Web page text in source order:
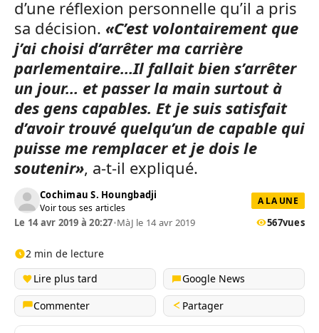
d’une réflexion personnelle qu’il a pris
sa décision. «C’est volontairement que
j’ai choisi d’arrêter ma carrière
parlementaire…Il fallait bien s’arrêter
un jour… et passer la main surtout à
des gens capables. Et je suis satisfait
d’avoir trouvé quelqu’un de capable qui
puisse me remplacer et je dois le
soutenir», a-t-il expliqué.
Cochimau S. Houngbadji
Voir tous ses articles
A LA UNE
Le 14 avr 2019 à 20:27•MàJ le 14 avr 2019 567vues
2 min de lecture
Lire plus tard
Google News
Commenter
Partager